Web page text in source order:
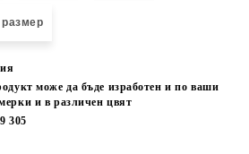
може да бъде изработен и по ваши
и в различен цвят
305